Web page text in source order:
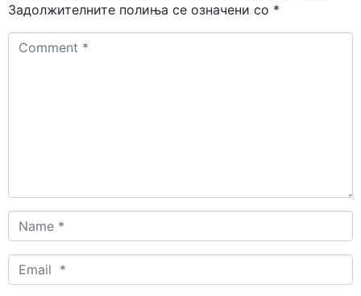
Задолжителните полиња се означени со *
Comment
Name
*
Email
*